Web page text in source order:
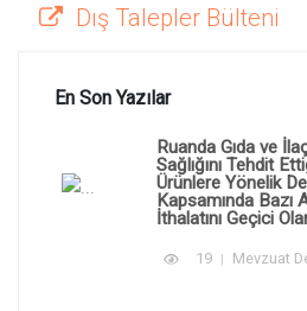
Dış Talepler Bülteni
En Son Yazılar
Ruanda Gıda ve
Sağlığını Tehdit
Ürünlere Yönelik
Kapsamında Bazı
İthalatını Geçici
19 Mevzuat